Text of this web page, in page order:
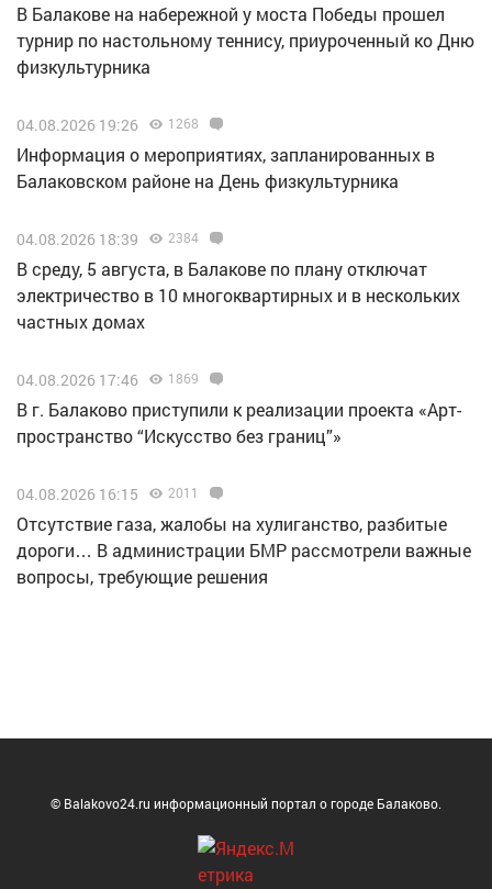
В Балакове на набережной у моста Победы прошел
турнир по настольному теннису, приуроченный ко Дню
физкультурника
04.08.2026 19:26 1268
Информация о мероприятиях, запланированных в
Балаковском районе на День физкультурника
04.08.2026 18:39 2384
В среду, 5 августа, в Балакове по плану отключат
электричество в 10 многоквартирных и в нескольких
частных домах
04.08.2026 17:46 1869
В г. Балаково приступили к реализации проекта «Арт-
пространство “Искусство без границ”»
04.08.2026 16:15 2011
Отсутствие газа, жалобы на хулиганство, разбитые
дороги… В администрации БМР рассмотрели важные
вопросы, требующие решения
© Balakovo24.ru информационный портал о городе Балаково.